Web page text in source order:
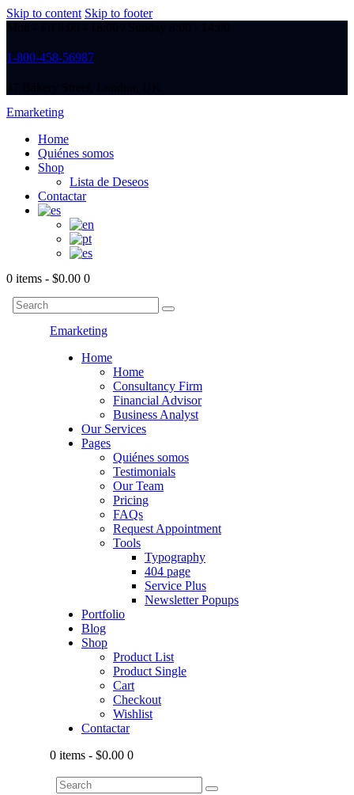
Skip to content Skip to footer
1-800-458-56987
Emarketing
Home
Quiénes somos
Shop
Lista de Deseos
Contactar
0 items - $0.00 0
Emarketing
Home
Home
Consultancy Firm
Financial Advisor
Business Analyst
Our Services
Pages
Quiénes somos
Testimonials
Our Team
Pricing
FAQs
Request Appointment
Tools
Typography
404 page
Service Plus
Newsletter Popups
Portfolio
Blog
Shop
Product List
Product Single
Cart
Checkout
Wishlist
Contactar
0 items - $0.00 0